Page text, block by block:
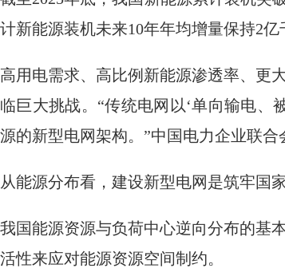
计新能源装机未来10年年均增量保持2亿
高用电需求、高比例新能源渗透率、更
临巨大挑战。“传统电网以‘单向输电
源的新型电网架构。”中国电力企业联合
从能源分布看，建设新型电网是筑牢国
我国能源资源与负荷中心逆向分布的基
活性来应对能源资源空间制约。